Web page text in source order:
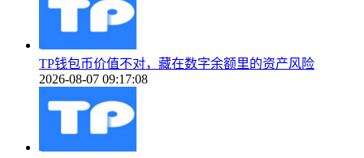
TP钱包币价值不对，藏在数字余额里的资产风险
2026-08-07 09:17:08